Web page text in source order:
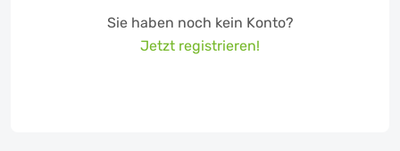
Sie haben noch kein Konto?
Jetzt registrieren!